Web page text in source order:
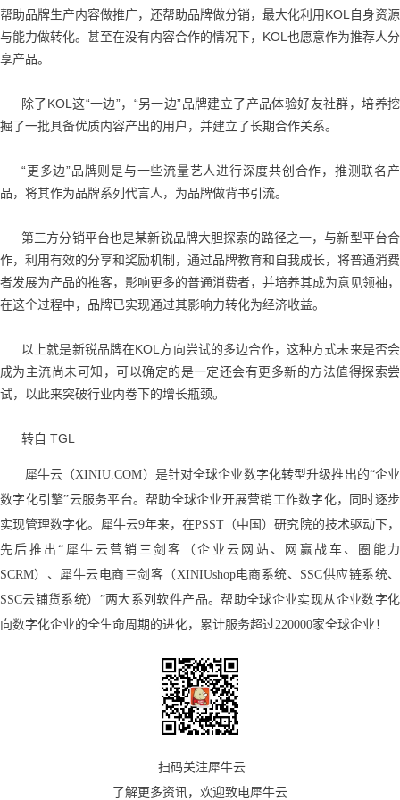
帮助品牌生产内容做推广，还帮助品牌做分销，最大化利用KOL自身资源
与能力做转化。甚至在没有内容合作的情况下，KOL也愿意作为推荐人分
享产品。
除了KOL这“一边”，“另一边”品牌建立了产品体验好友社群，培养挖
掘了一批具备优质内容产出的用户，并建立了长期合作关系。
“更多边”品牌则是与一些流量艺人进行深度共创合作，推测联名产
品，将其作为品牌系列代言人，为品牌做背书引流。
第三方分销平台也是某新锐品牌大胆探索的路径之一，与新型平台合
作，利用有效的分享和奖励机制，通过品牌教育和自我成长，将普通消费
者发展为产品的推客，影响更多的普通消费者，并培养其成为意见领袖，
在这个过程中，品牌已实现通过其影响力转化为经济收益。
以上就是新锐品牌在KOL方向尝试的多边合作，这种方式未来是否会
成为主流尚未可知，可以确定的是一定还会有更多新的方法值得探索尝
试，以此来突破行业内卷下的增长瓶颈。
转自 TGL
犀牛云 （XINIU.COM） 是针对全球企业数字化转型升级推出的“企业
数字化引擎”云服务平台。帮助全球企业开展营销工作数字化，同时逐步
实现管理数字化。犀牛云9年来，在PSST（中国）研究院的技术驱动下，
先后推出“ 犀牛云营销三剑客（企业云网站 、 网赢战车 、
圈能力
SCRM） 、犀牛云电商三剑客（XINIUshop电商系统、SSC供应链系统、
SSC云铺货系统）”两大系列软件产品。帮助全球企业实现从企业数字化
向数字化企业的全生命周期的进化，累计服务超过220000家全球企业！
扫码关注犀牛云
了解更多资讯，欢迎致电犀牛云